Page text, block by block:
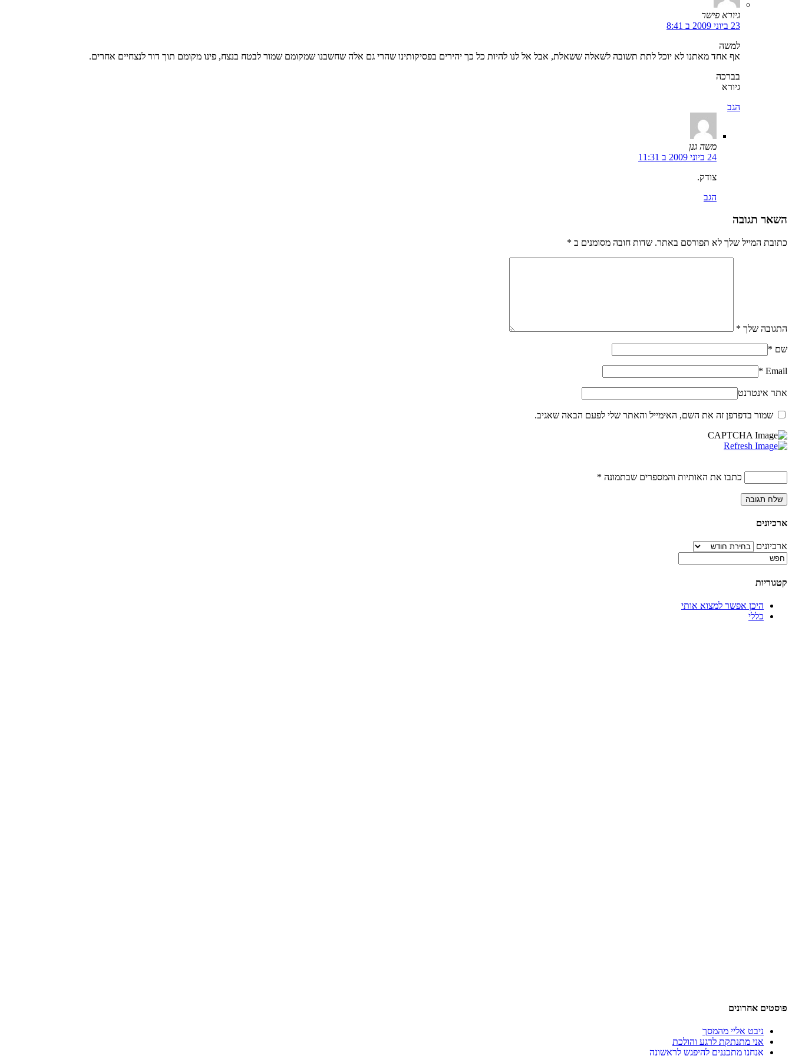
גיורא פישר
23 ביוני 2009 ב 8:41
למשה
אף אחד מאתנו לא יוכל לתת תשובה לשאלה ששאלת, אבל אל לנו להיות כל כך יהירים בפסיקותינו שהרי גם אלה שחשבנו שמקומם שמור לבטח בנצח, פינו מקומם תוך דור לנצחיים אחרים.
בברכה
גיורא
הגב
משה גנן
24 ביוני 2009 ב 11:31
צודק.
הגב
השאר תגובה
כתובת המייל שלך לא תפורסם באתר. שדות חובה מסומנים ב *
התגובה שלך *
שם *
Email
*
אתר אינטרנט
שמור בדפדפן זה את השם, האימייל והאתר שלי לפעם הבאה שאגיב.
כתבו את האותיות והמספרים שבתמונה *
ארכיונים
ארכיונים
קטגוריות
היכן אפשר למצוא אותי
כללי
פוסטים אחרונים
ניבט אליי מהמסך
אני מתנתקת לרגע והולכת
אנחנו מתכננים להיפגש לראשונה